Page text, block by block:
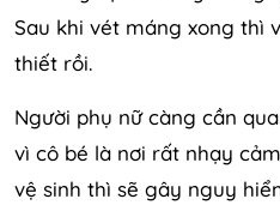
Sau khi vét máng xong thì
thiết rồi.
Người phụ nữ càng cần
vì cô bé là nơi rất nhạy
vệ sinh thì sẽ gây nguy